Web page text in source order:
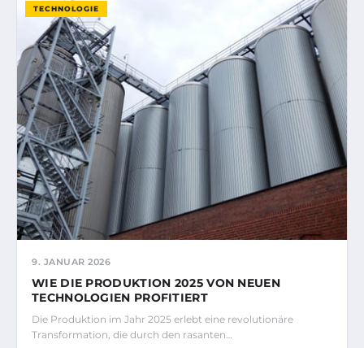
TECHNOLOGIE
9. JANUAR 2026
WIE DIE PRODUKTION 2025 VON NEUEN
TECHNOLOGIEN PROFITIERT
Die Produktion im Jahr 2025 erlebt eine revolutionäre
Transformation, die durch den rasanten…